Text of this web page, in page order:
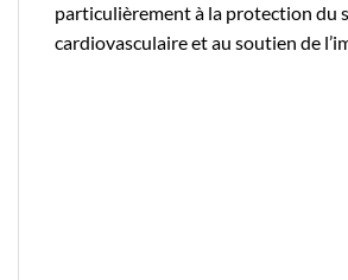
particulièrement à la protection du
cardiovasculaire et au soutien de